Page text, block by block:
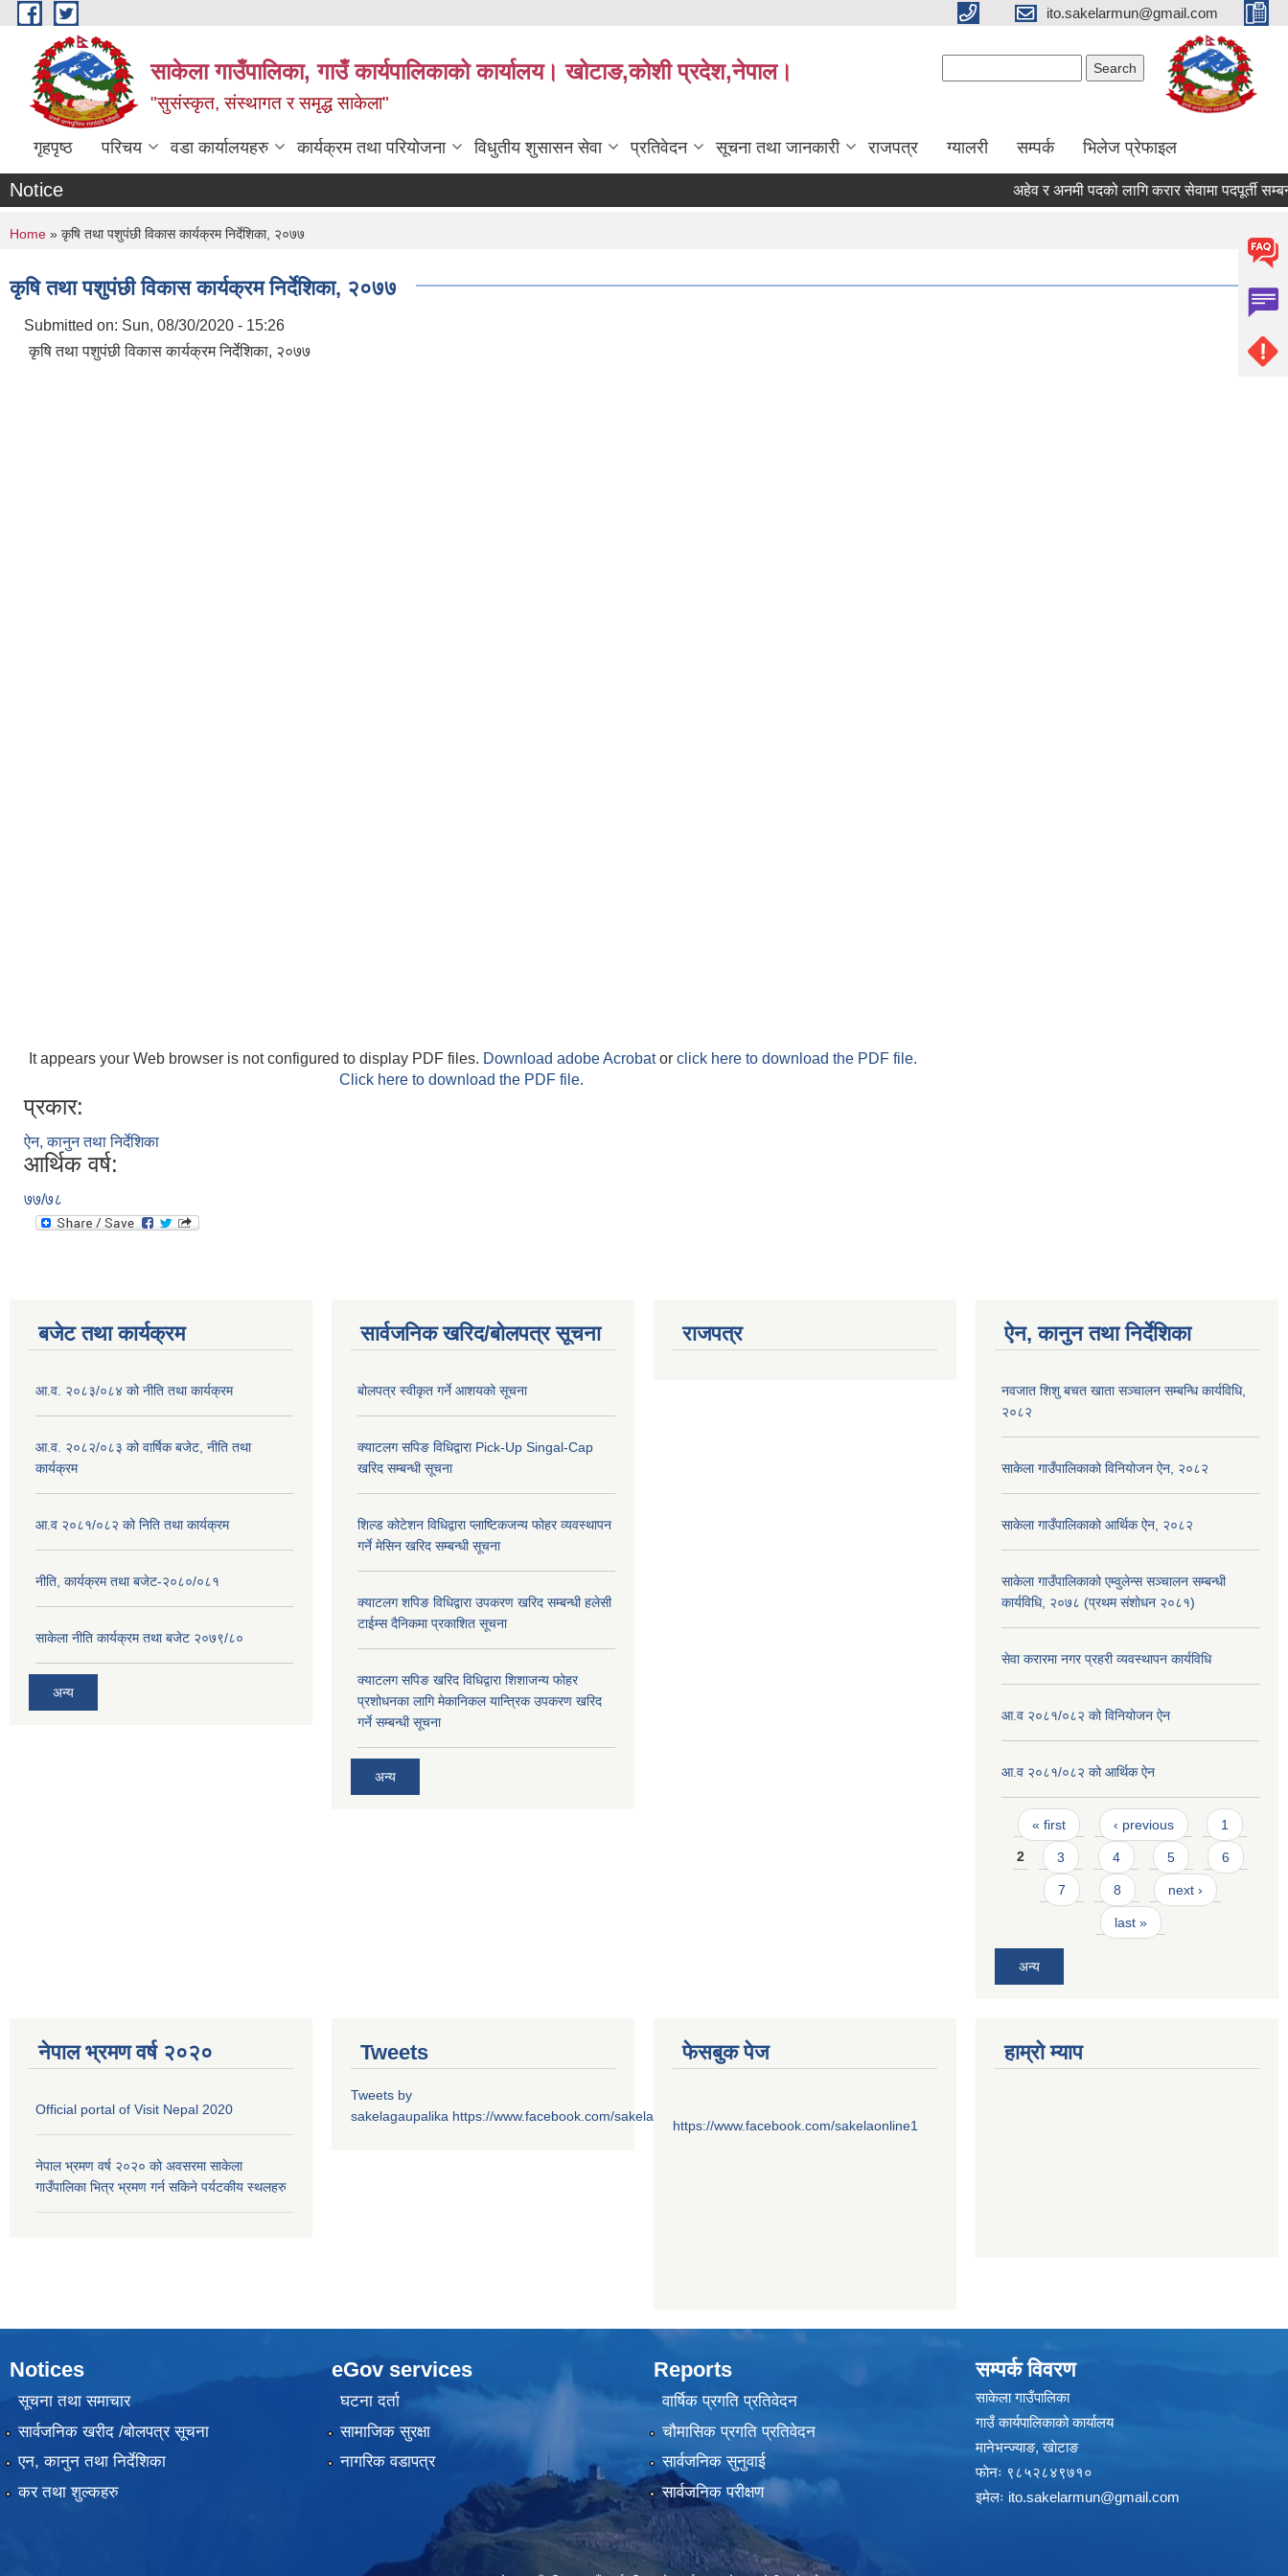
Skip to main content ito.sakelarmun@gmail.com
साकेला गाउँपालिका, गाउँ कार्यपालिकाको कार्यालय। खोटाङ,कोशी प्रदेश,नेपाल।
"सुसंस्कृत, संस्थागत र समृद्ध साकेला"
गृहपृष्ठ परिचय वडा कार्यालयहरु कार्यक्रम तथा परियोजना विधुतीय शुसासन सेवा प्रतिवेदन सूचना तथा जानकारी राजपत्र ग्यालरी सम्पर्क भिलेज प्रेफाइल
Notice अहेव र अनमी पदको लागि करार सेवामा पदपूर्ती
You are here
Home » कृषि तथा पशुपंछी विकास कार्यक्रम निर्देशिका, २०७७
कृषि तथा पशुपंछी विकास कार्यक्रम निर्देशिका, २०७७
Submitted on: Sun, 08/30/2020 - 15:26
कृषि तथा पशुपंछी विकास कार्यक्रम निर्देशिका, २०७७
It appears your Web browser is not configured to display PDF files. Download adobe Acrobator click here to download the PDF file.
Click here to download the PDF file.
प्रकार:
ऐन, कानुन तथा निर्देशिका
आर्थिक वर्ष:
७७/७८
बजेट तथा कार्यक्रम
आ.व. २०८३/०८४ को नीति तथा कार्यक्रम
आ.व. २०८२/०८३ को वार्षिक बजेट, नीति तथा
कार्यक्रम
आ.व २०८१/०८२ को निति तथा कार्यक्रम
नीति, कार्यक्रम तथा बजेट-२०८०/०८१
साकेला नीति कार्यक्रम तथा बजेट २०७९/८०
अन्य
सार्वजनिक खरिद/बोलपत्र सूचना
बोलपत्र स्वीकृत गर्ने आशयको सूचना
क्याटलग सपिङ विधिद्वारा Pick-Up Singal-Cap
खरिद सम्बन्धी सूचना
शिल्ड कोटेशन विधिद्वारा प्लाष्टिकजन्य फोहर व्यवस्थापन
गर्ने मेसिन खरिद सम्बन्धी सूचना
क्याटलग शपिङ विधिद्वारा उपकरण खरिद सम्बन्धी हलेसी
टाईम्स दैनिकमा प्रकाशित सूचना
क्याटलग सपिङ खरिद विधिद्वारा शिशाजन्य फोहर
प्रशोधनका लागि मेकानिकल यान्त्रिक उपकरण खरिद
गर्ने सम्बन्धी सूचना
अन्य
राजपत्र ऐन, कानुन तथा निर्देशिका
नवजात शिशु बचत खाता सञ्चालन सम्बन्धि कार्यविधि,
२०८२
साकेला गाउँपालिकाको विनियोजन ऐन, २०८२
साकेला गाउँपालिकाको आर्थिक ऐन, २०८२
साकेला गाउँपालिकाको एम्वुलेन्स सञ्चालन सम्बन्धी
कार्यविधि, २०७८ (प्रथम संशोधन २०८१)
सेवा करारमा नगर प्रहरी व्यवस्थापन कार्यविधि
आ.व २०८१/०८२ को विनियोजन ऐन
आ.व २०८१/०८२ को आर्थिक ऐन
Pages
« first ‹ previous 1
2 3 4 5 6
7 8 next ›
last »
अन्य
नेपाल भ्रमण वर्ष २०२०
Official portal of Visit Nepal 2020
नेपाल भ्रमण वर्ष २०२० को अवसरमा साकेला
गाउँपालिका भित्र भ्रमण गर्न सकिने पर्यटकीय स्थलहरु
Tweets
Tweets by
sakelagaupalika https://www.facebook.com/sakelaonline1
फेसबुक पेज
https://www.facebook.com/sakelaonline1
हाम्राे म्याप
Notices
सूचना तथा समाचार
सार्वजनिक खरीद /बोलपत्र सूचना
एन, कानुन तथा निर्देशिका
कर तथा शुल्कहरु
eGov services
घटना दर्ता
सामाजिक सुरक्षा
नागरिक वडापत्र
Reports
वार्षिक प्रगति प्रतिवेदन
चौमासिक प्रगति प्रतिवेदन
सार्वजनिक सुनुवाई
सार्वजनिक परीक्षण
सम्पर्क विवरण
साकेला गाउँपालिका
गाउँ कार्यपालिकाको कार्यालय
मानेभन्ज्याङ, खाेटाङ
फाेनः ९८५२८४९७१०
इमेलः ito.sakelarmun@gmail.com